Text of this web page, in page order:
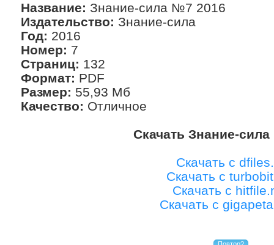
Название: Знание-сила №7 2016
Издательство: Знание-сила
Год: 2016
Номер: 7
Страниц: 132
Формат: PDF
Размер: 55,93 Мб
Качество: Отличное
Скачать Знание-
Скачать с
Скачать с
Скачать с
Скачать с